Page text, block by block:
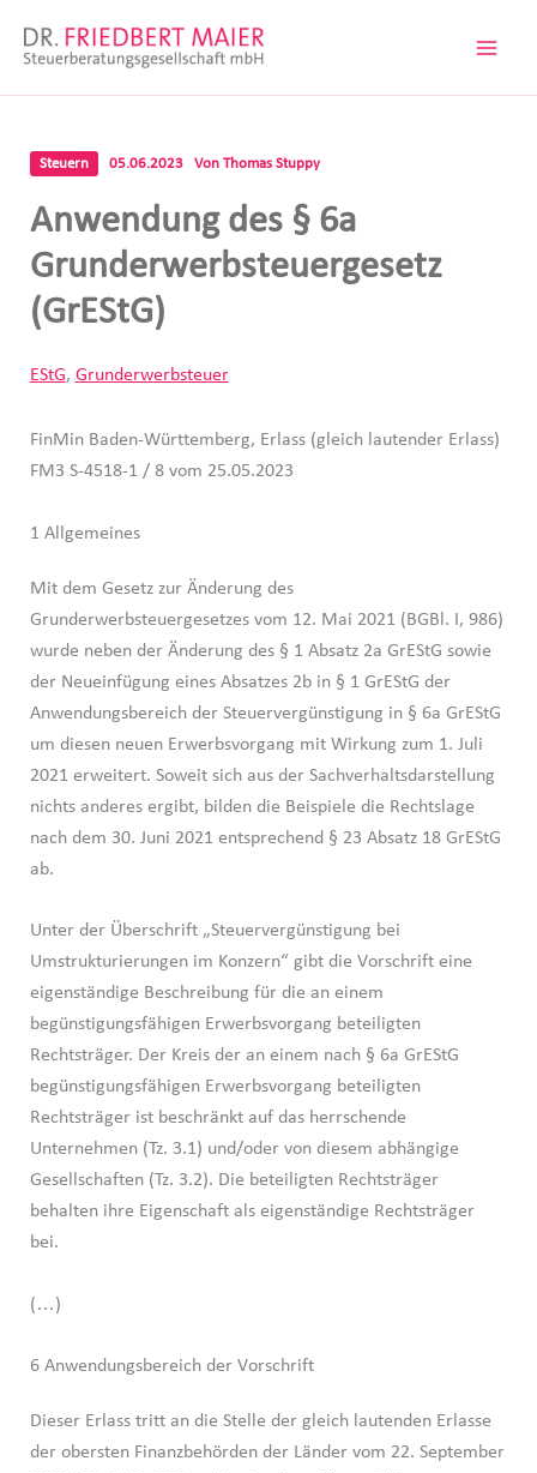
Inhalt
Steuern 05.06.2023 Von Thomas Stuppy
Anwendung des § 6a
Grunderwerbsteuergesetz
(GrEStG)
EStG, Grunderwerbsteuer
FinMin Baden-Württemberg, Erlass (gleich lautender Erlass)
FM3 S-4518-1 / 8 vom 25.05.2023
1 Allgemeines
Mit dem Gesetz zur Änderung des
Grunderwerbsteuergesetzes vom 12. Mai 2021 (BGBl. I, 986)
wurde neben der Änderung des § 1 Absatz 2a GrEStG sowie
der Neueinfügung eines Absatzes 2b in § 1 GrEStG der
Anwendungsbereich der Steuervergünstigung in § 6a GrEStG
um diesen neuen Erwerbsvorgang mit Wirkung zum 1. Juli
2021 erweitert. Soweit sich aus der Sachverhaltsdarstellung
nichts anderes ergibt, bilden die Beispiele die Rechtslage
nach dem 30. Juni 2021 entsprechend § 23 Absatz 18 GrEStG
ab.
Unter der Überschrift „Steuervergünstigung bei
Umstrukturierungen im Konzern“ gibt die Vorschrift eine
eigenständige Beschreibung für die an einem
begünstigungsfähigen Erwerbsvorgang beteiligten
Rechtsträger. Der Kreis der an einem nach § 6a GrEStG
begünstigungsfähigen Erwerbsvorgang beteiligten
Rechtsträger ist beschränkt auf das herrschende
Unternehmen (Tz. 3.1) und/oder von diesem abhängige
Gesellschaften (Tz. 3.2). Die beteiligten Rechtsträger
behalten ihre Eigenschaft als eigenständige Rechtsträger
bei.
(…)
6 Anwendungsbereich der Vorschrift
Dieser Erlass tritt an die Stelle der gleich lautenden Erlasse
der obersten Finanzbehörden der Länder vom 22. September